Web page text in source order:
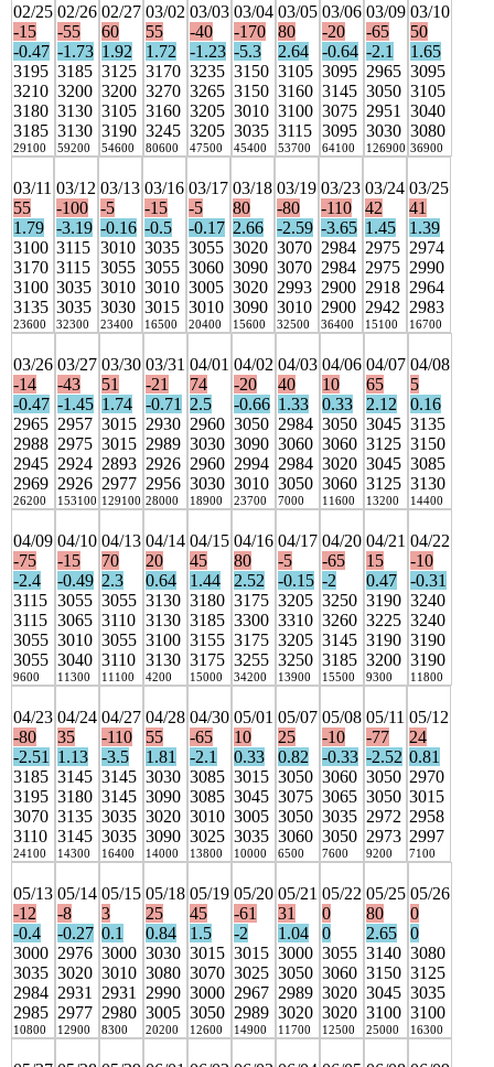
02/25
-15
-0.47
3195
3210
3180
3185
29100
02/26
-55
-1.73
3185
3200
3130
3130
59200
02/27
60
1.92
3125
3200
3105
3190
54600
03/02
55
1.72
3170
3270
3160
3245
80600
03/03
-40
-1.23
3235
3265
3205
3205
47500
03/04
-170
-5.3
3150
3150
3010
3035
45400
03/05
80
2.64
3105
3160
3100
3115
53700
03/06
-20
-0.64
3095
3145
3075
3095
64100
03/09
-65
-2.1
2965
3050
2951
3030
126900
03/10
50
1.65
3095
3105
3040
3080
36900
03/11
55
1.79
3100
3170
3100
3135
23600
03/12
-100
-3.19
3115
3115
3035
3035
32300
03/13
-5
-0.16
3010
3055
3010
3030
23400
03/16
-15
-0.5
3035
3055
3010
3015
16500
03/17
-5
-0.17
3055
3060
3005
3010
20400
03/18
80
2.66
3020
3090
3020
3090
15600
03/19
-80
-2.59
3070
3070
2993
3010
32500
03/23
-110
-3.65
2984
2984
2900
2900
36400
03/24
42
1.45
2975
2975
2918
2942
15100
03/25
41
1.39
2974
2990
2964
2983
16700
03/26
-14
-0.47
2965
2988
2945
2969
26200
03/27
-43
-1.45
2957
2975
2924
2926
153100
03/30
51
1.74
3015
3015
2893
2977
129100
03/31
-21
-0.71
2930
2989
2926
2956
28000
04/01
74
2.5
2960
3030
2960
3030
18900
04/02
-20
-0.66
3050
3090
2994
3010
23700
04/03
40
1.33
2984
3060
2984
3050
7000
04/06
10
0.33
3050
3060
3020
3060
11600
04/07
65
2.12
3045
3125
3045
3125
13200
04/08
5
0.16
3135
3150
3085
3130
14400
04/09
-75
-2.4
3115
3115
3055
3055
9600
04/10
-15
-0.49
3055
3065
3010
3040
11300
04/13
70
2.3
3055
3110
3055
3110
11100
04/14
20
0.64
3130
3130
3100
3130
4200
04/15
45
1.44
3180
3185
3155
3175
15000
04/16
80
2.52
3175
3300
3175
3255
34200
04/17
-5
-0.15
3205
3310
3205
3250
13900
04/20
-65
-2
3250
3260
3145
3185
15500
04/21
15
0.47
3190
3225
3190
3200
9300
04/22
-10
-0.31
3240
3240
3190
3190
11800
04/23
-80
-2.51
3185
3195
3070
3110
24100
04/24
35
1.13
3145
3180
3135
3145
14300
04/27
-110
-3.5
3145
3145
3035
3035
16400
04/28
55
1.81
3030
3090
3020
3090
14000
04/30
-65
-2.1
3085
3085
3010
3025
13800
05/01
10
0.33
3015
3045
3005
3035
10000
05/07
25
0.82
3050
3075
3050
3060
6500
05/08
-10
-0.33
3060
3065
3035
3050
7600
05/11
-77
-2.52
3050
3050
2972
2973
9200
05/12
24
0.81
2970
3015
2958
2997
7100
05/13
-12
-0.4
3000
3035
2984
2985
10800
05/14
-8
-0.27
2976
3020
2931
2977
12900
05/15
3
0.1
3000
3010
2931
2980
8300
05/18
25
0.84
3030
3080
2990
3005
20200
05/19
45
1.5
3015
3070
3000
3050
12600
05/20
-61
-2
3015
3025
2967
2989
14900
05/21
31
1.04
3000
3050
2989
3020
11700
05/22
0
0
3055
3060
3020
3020
12500
05/25
80
2.65
3140
3150
3045
3100
25000
05/26
0
0
3080
3125
3035
3100
16300